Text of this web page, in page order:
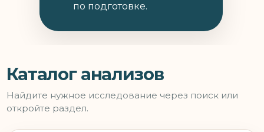
по подготовке.
Каталог анализов
Найдите нужное исследование через поиск или
откройте раздел.